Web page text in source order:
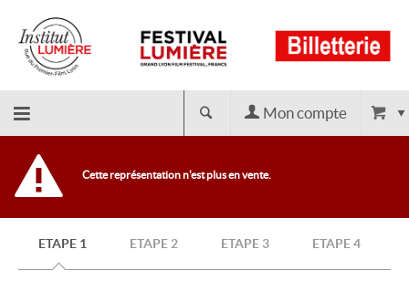
Retour
l'accueil
Mon compte
Cette représentation n'est plus en vente.
ETAPE 1 ETAPE 2 ETAPE 3 ETAPE 4